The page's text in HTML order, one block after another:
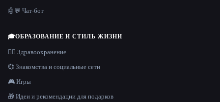
🤖💬 Чат-бот
🎓ОБРАЗОВАНИЕ И СТИЛЬ ЖИЗНИ
👩‍⚕️ Здравоохранение
💞 Знакомства и социальные сети
🎮 Игры
🎁 Идеи и рекомендации для подарков